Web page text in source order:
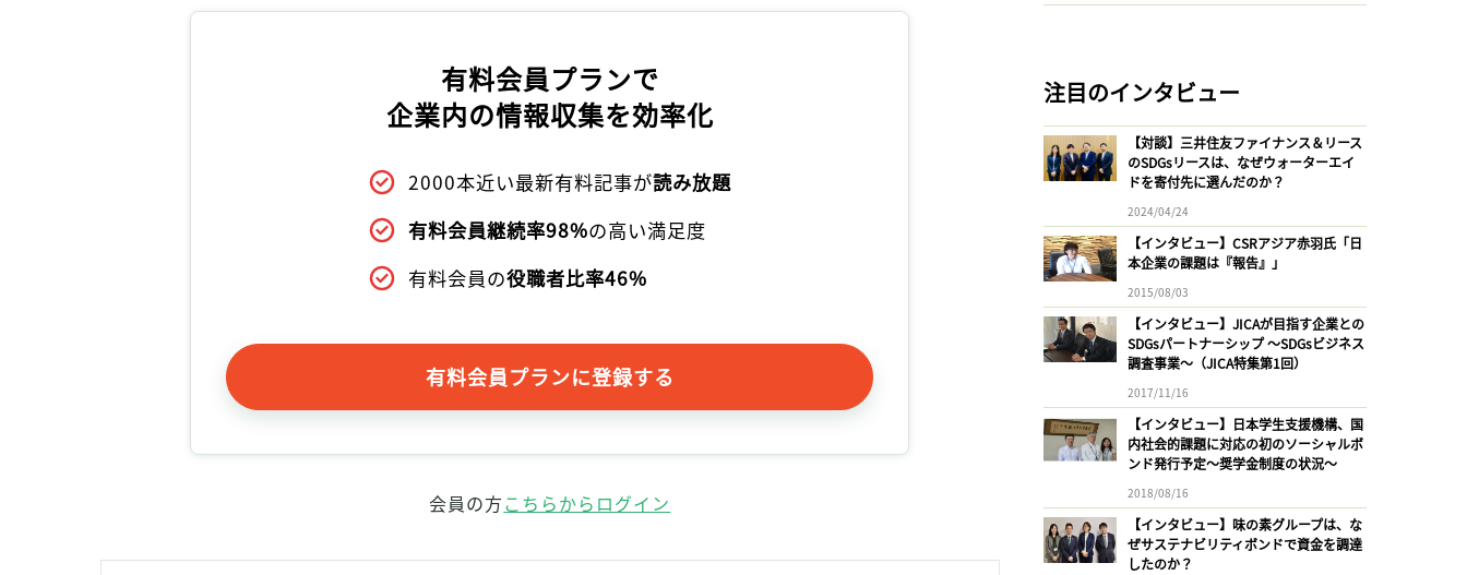
有料会員プランで
企業内の情報収集を効率化
2000本近い最新有料記事が読み放題
有料会員継続率98%の高い満足度
有料会員の役職者比率46%
有料会員プランに登録する
会員の方こちらからログイン
注目のインタビュー
【対談】三井住友ファイナンス＆リース
のSDGsリースは、なぜウォーターエイ
ドを寄付先に選んだのか？
2024/04/24
【インタビュー】CSRアジア赤羽氏「日
本企業の課題は『報告』」
2015/08/03
【インタビュー】JICAが目指す企業との
SDGsパートナーシップ 〜SDGsビジネス
調査事業〜（JICA特集第1回）
2017/11/16
【インタビュー】日本学生支援機構、国
内社会的課題に対応の初のソーシャルボ
ンド発行予定〜奨学金制度の状況〜
2018/08/16
【インタビュー】味の素グループは、な
ぜサステナビリティボンドで資金を調達
したのか？
記事をお気に入りに保存するには